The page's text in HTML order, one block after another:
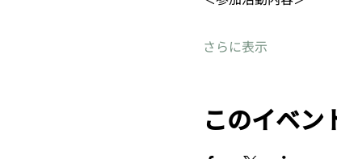
さらに表示
このイベン